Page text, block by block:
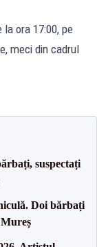
ora 17:00, pe
meci din cadrul
suspectați
Doi bărbați